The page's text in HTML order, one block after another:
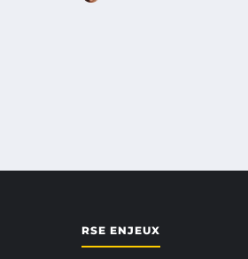
RSE ENJEUX